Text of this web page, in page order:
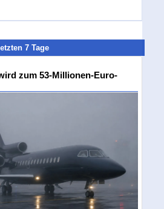
7 Tage
zum 53-Millionen-Euro-